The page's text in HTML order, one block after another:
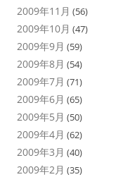
2009年11月 (56)
2009年10月 (47)
2009年9月 (59)
2009年8月 (54)
2009年7月 (71)
2009年6月 (65)
2009年5月 (50)
2009年4月 (62)
2009年3月 (40)
2009年2月 (35)